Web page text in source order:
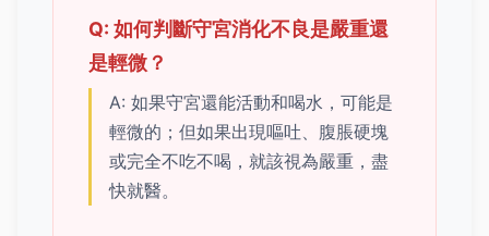
Q: 如何判斷守宮消化不良是嚴重還
是輕微？
A: 如果守宮還能活動和喝水，可能是
輕微的；但如果出現嘔吐、腹脹硬塊
或完全不吃不喝，就該視為嚴重，盡
快就醫。